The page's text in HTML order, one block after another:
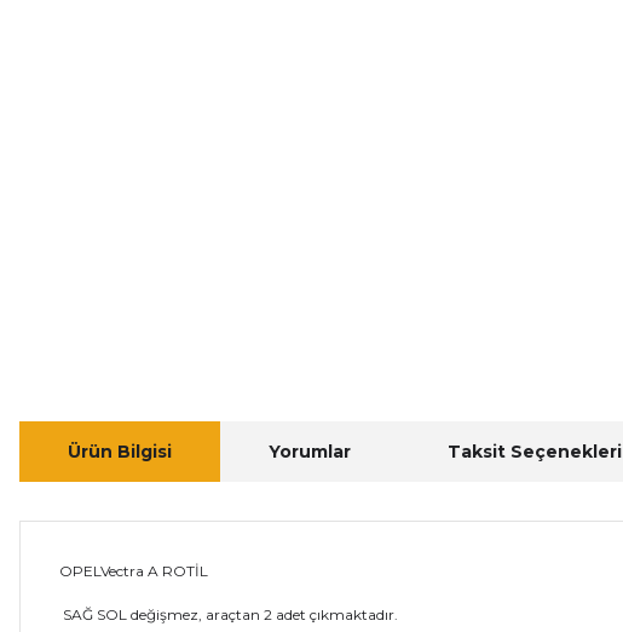
Ürün Bilgisi Yorumlar Taksit Seçenekleri
OPELVectra A ROTİL
SAĞ SOL değişmez, araçtan 2 adet çıkmaktadır.